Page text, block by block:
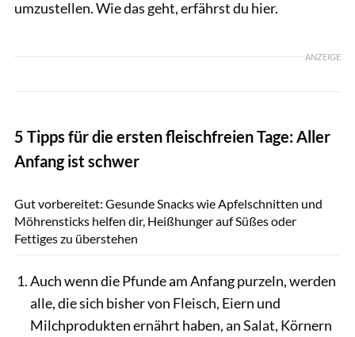
umzustellen. Wie das geht, erfährst du hier.
ANZEIGE
5 Tipps für die ersten fleischfreien Tage: Aller
Anfang ist schwer
Gut vorbereitet: Gesunde Snacks wie Apfelschnitten und
Möhrensticks helfen dir, Heißhunger auf Süßes oder
Fettiges zu überstehen
Auch wenn die Pfunde am Anfang purzeln, werden
alle, die sich bisher von Fleisch, Eiern und
Milchprodukten ernährt haben, an Salat, Körnern